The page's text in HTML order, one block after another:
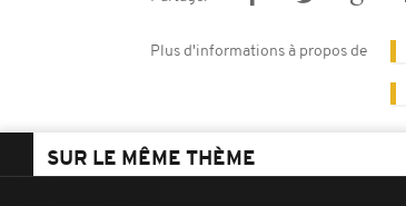
Plus d'informations à propos de
SUR LE MÊME THÈME